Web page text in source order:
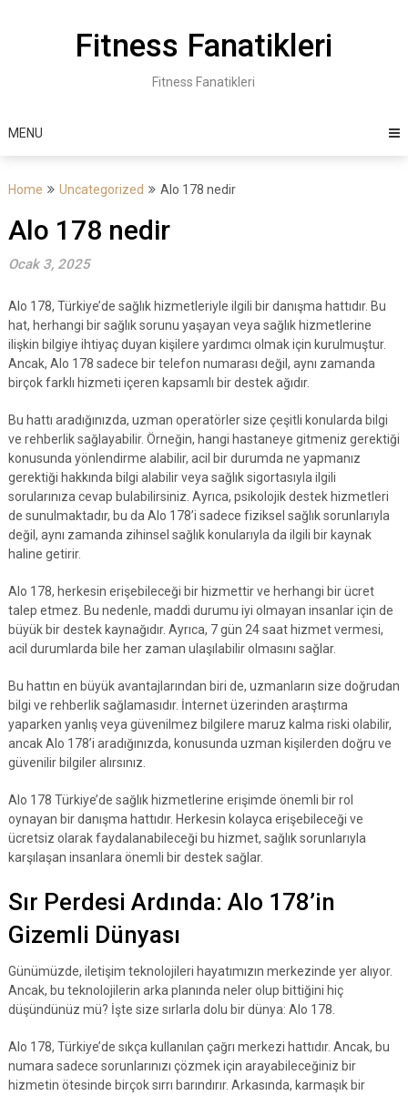
Fitness Fanatikleri
Fitness Fanatikleri
MENU
Home Uncategorized Alo 178 nedir
Alo 178 nedir
Ocak 3, 2025
Alo 178, Türkiye’de sağlık hizmetleriyle ilgili bir danışma hattıdır. Bu
hat, herhangi bir sağlık sorunu yaşayan veya sağlık hizmetlerine
ilişkin bilgiye ihtiyaç duyan kişilere yardımcı olmak için kurulmuştur.
Ancak, Alo 178 sadece bir telefon numarası değil, aynı zamanda
birçok farklı hizmeti içeren kapsamlı bir destek ağıdır.
Bu hattı aradığınızda, uzman operatörler size çeşitli konularda bilgi
ve rehberlik sağlayabilir. Örneğin, hangi hastaneye gitmeniz gerektiği
konusunda yönlendirme alabilir, acil bir durumda ne yapmanız
gerektiği hakkında bilgi alabilir veya sağlık sigortasıyla ilgili
sorularınıza cevap bulabilirsiniz. Ayrıca, psikolojik destek hizmetleri
de sunulmaktadır, bu da Alo 178’i sadece fiziksel sağlık sorunlarıyla
değil, aynı zamanda zihinsel sağlık konularıyla da ilgili bir kaynak
haline getirir.
Alo 178, herkesin erişebileceği bir hizmettir ve herhangi bir ücret
talep etmez. Bu nedenle, maddi durumu iyi olmayan insanlar için de
büyük bir destek kaynağıdır. Ayrıca, 7 gün 24 saat hizmet vermesi,
acil durumlarda bile her zaman ulaşılabilir olmasını sağlar.
Bu hattın en büyük avantajlarından biri de, uzmanların size doğrudan
bilgi ve rehberlik sağlamasıdır. İnternet üzerinden araştırma
yaparken yanlış veya güvenilmez bilgilere maruz kalma riski olabilir,
ancak Alo 178’i aradığınızda, konusunda uzman kişilerden doğru ve
güvenilir bilgiler alırsınız.
Alo 178 Türkiye’de sağlık hizmetlerine erişimde önemli bir rol
oynayan bir danışma hattıdır. Herkesin kolayca erişebileceği ve
ücretsiz olarak faydalanabileceği bu hizmet, sağlık sorunlarıyla
karşılaşan insanlara önemli bir destek sağlar.
Sır Perdesi Ardında: Alo 178’in
Gizemli Dünyası
Günümüzde, iletişim teknolojileri hayatımızın merkezinde yer alıyor.
Ancak, bu teknolojilerin arka planında neler olup bittiğini hiç
düşündünüz mü? İşte size sırlarla dolu bir dünya: Alo 178.
Alo 178, Türkiye’de sıkça kullanılan çağrı merkezi hattıdır. Ancak, bu
numara sadece sorunlarınızı çözmek için arayabileceğiniz bir
hizmetin ötesinde birçok sırrı barındırır. Arkasında, karmaşık bir